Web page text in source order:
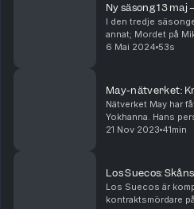
Ny säsong 13
I den tredje
annat; Mordet på
Gängledaren som
6 Mai 2024 53s
May-nätverket:
Nätverket May har
Yokhanna. Hans
Vårbynätverkets
21 Nov 2023 41min
Los Suecos:
Los Suecos är
kontraktsmördare